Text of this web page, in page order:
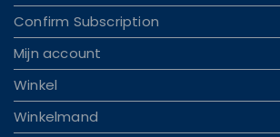
Confirm Subscription
Mijn account
Winkel
Winkelmand